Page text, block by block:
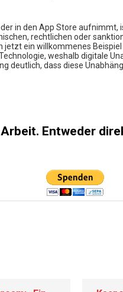
in den App Store aufnimmt,
rechtlichen oder
jetzt ein willkommenes
weshalb digitale
deutlich, dass diese
Entweder